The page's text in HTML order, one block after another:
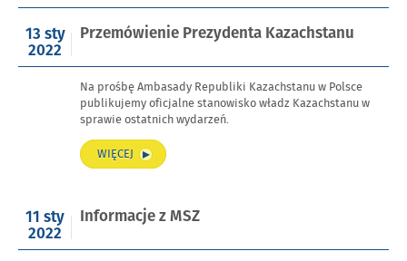
Przemówienie Prezydenta Kazachstanu
Opublikowano
w
dniu
13 sty
2022
Na prośbę Ambasady Republiki Kazachstanu w Polsce
publikujemy oficjalne stanowisko władz Kazachstanu w
sprawie ostatnich wydarzeń.
WIĘCEJ „PRZEMÓWIENIE
PREZYDENTA
Informacje z MSZ
Opublikowano
w
dniu
11 sty
2022